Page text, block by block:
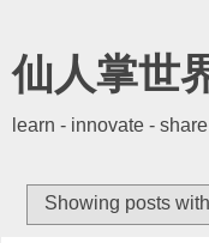
仙人掌世
learn - innovate - share
Showing posts